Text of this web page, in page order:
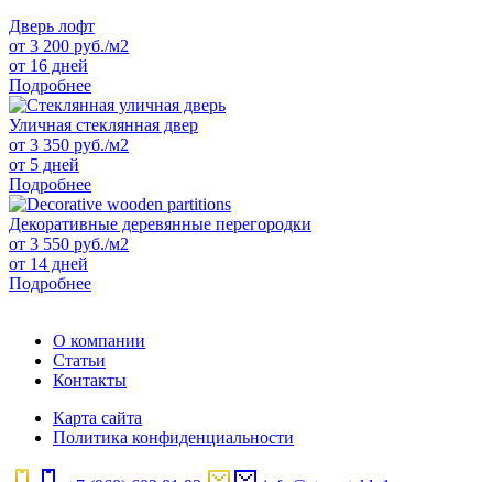
Дверь лофт
от 3 200 руб./м2
от 16 дней
Подробнее
Уличная стеклянная двер
от 3 350 руб./м2
от 5 дней
Подробнее
Декоративные деревянные перегородки
от 3 550 руб./м2
от 14 дней
Подробнее
О компании
Статьи
Контакты
Карта сайта
Политика конфиденциальности